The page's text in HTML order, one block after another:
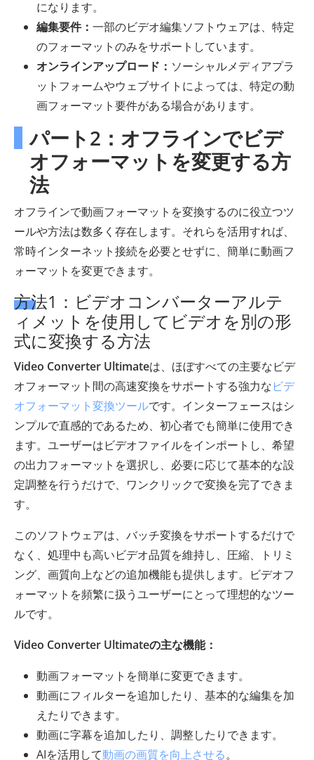
になります。
編集要件： 一部のビデオ編集ソフトウェアは、特定
のフォーマットのみをサポートしています。
オンラインアップロード： ソーシャルメディアプラ
ットフォームやウェブサイトによっては、特定の動
画フォーマット要件がある場合があります。
パート2：オフラインでビデ
オフォーマットを変更する方
法
オフラインで動画フォーマットを変換するのに役立つツ
ールや方法は数多く存在します。それらを活用すれば、
常時インターネット接続を必要とせずに、簡単に動画フ
ォーマットを変更できます。
方法1：ビデオコンバーターアルテ
ィメットを使用してビデオを別の形
式に変換する方法
Video Converter Ultimateは、ほぼすべての主要なビデ
オフォーマット間の高速変換をサポートする強力なビデ
オフォーマット変換ツールです。インターフェースはシ
ンプルで直感的であるため、初心者でも簡単に使用でき
ます。ユーザーはビデオファイルをインポートし、希望
の出力フォーマットを選択し、必要に応じて基本的な設
定調整を行うだけで、ワンクリックで変換を完了できま
す。
このソフトウェアは、バッチ変換をサポートするだけで
なく、処理中も高いビデオ品質を維持し、圧縮、トリミ
ング、画質向上などの追加機能も提供します。ビデオフ
ォーマットを頻繁に扱うユーザーにとって理想的なツー
ルです。
Video Converter Ultimateの主な機能：
動画フォーマットを簡単に変更できます。
動画にフィルターを追加したり、基本的な編集を加
えたりできます。
動画に字幕を追加したり、調整したりできます。
AIを活用して動画の画質を向上させる。